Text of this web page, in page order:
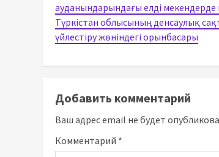
ауданындарындағы елді
Түркістан облысының денсаулық
үйлестіру жөніндегі орынбасары
Добавить комментарий
Ваш адрес email не будет
Комментарий *